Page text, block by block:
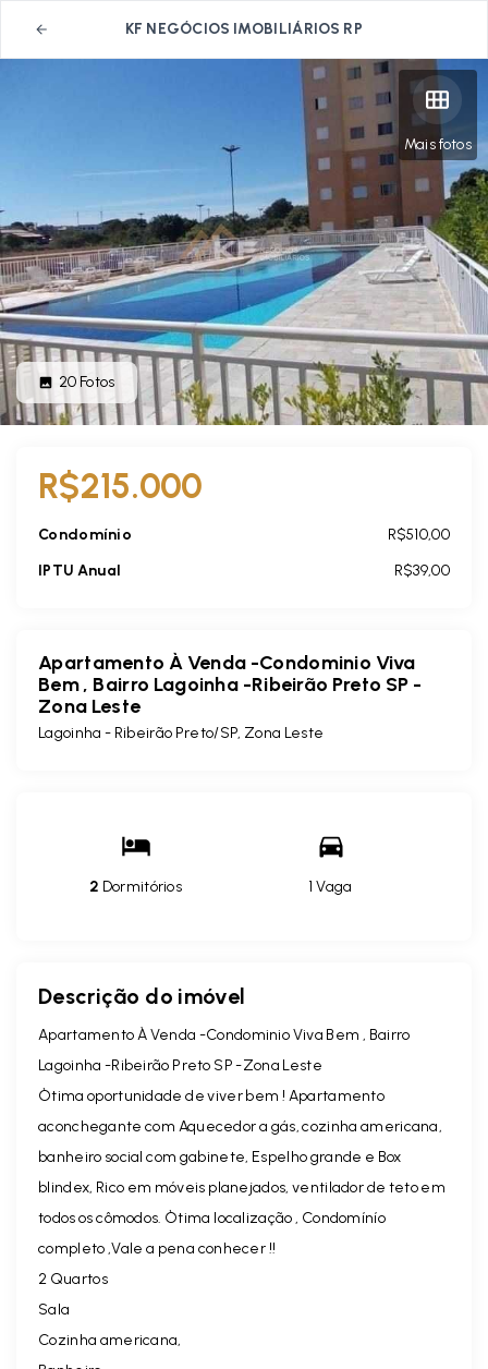
KF NEGÓCIOS IMOBILIÁRIOS RP
Mais fotos
20 Fotos
R$215.000
Condomínio
R$510,00
IPTU Anual
R$39,00
Apartamento À Venda -Condominio Viva
Bem , Bairro Lagoinha -Ribeirão Preto SP -
Zona Leste
Lagoinha - Ribeirão Preto/SP, Zona Leste
2 Dormitórios 1 Vaga
Descrição do imóvel
Apartamento À Venda -Condominio Viva Bem , Bairro
Lagoinha -Ribeirão Preto SP -Zona Leste
Òtima oportunidade de viver bem ! Apartamento
aconchegante com Aquecedor a gás, cozinha americana,
banheiro social com gabinete, Espelho grande e Box
blindex, Rico em móveis planejados, ventilador de teto em
todos os cômodos. Òtima localização , Condomínío
completo ,Vale a pena conhecer !!
2 Quartos
Sala
Cozinha americana,